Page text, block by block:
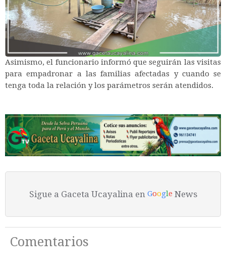
Asimismo, el funcionario informó que seguirán las visitas
para empadronar a las familias afectadas y cuando se
tenga toda la relación y los parámetros serán atendidos.
Sigue a Gaceta Ucayalina en Google News
Comentarios